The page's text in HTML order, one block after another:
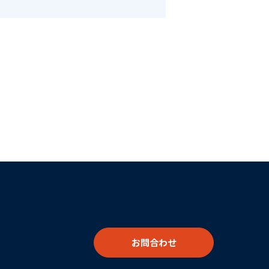
お問合わせ